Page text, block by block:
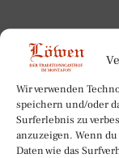
Wir verwenden
speichern und/oder
Surferlebnis zu
anzuzeigen. Wenn
Daten wie das